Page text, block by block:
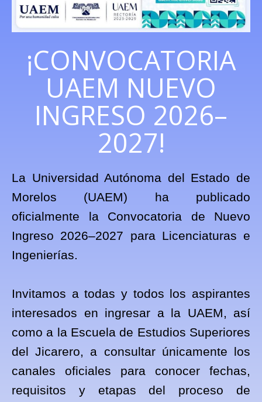
¡CONVOCATORIA
UAEM NUEVO
INGRESO 2026–
2027!
La Universidad Autónoma del Estado de
Morelos (UAEM) ha publicado
oficialmente la Convocatoria de Nuevo
Ingreso 2026–2027 para Licenciaturas e
Ingenierías.
Invitamos a todas y todos los aspirantes
interesados en ingresar a la UAEM, así
como a la Escuela de Estudios Superiores
del Jicarero, a consultar únicamente los
canales oficiales para conocer fechas,
requisitos y etapas del proceso de